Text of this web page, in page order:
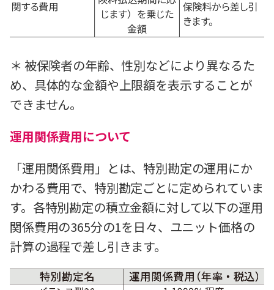
＊ 被保険者の年齢、性別などにより異なるた
め、具体的な金額や上限額を表示することが
できません。
運用関係費用について
「運用関係費用」とは、特別勘定の運用にか
かわる費用で、特別勘定ごとに定められていま
す。各特別勘定の積立金額に対して以下の運用
関係費用の365分の1を日々、ユニット価格の
計算の過程で差し引きます。